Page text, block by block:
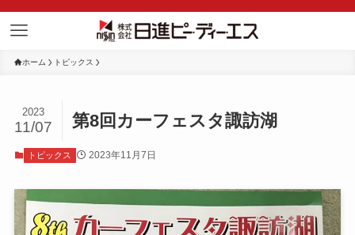
ホーム トピックス
第8回カーフェスタ諏訪湖
2023
11/07
トピックス 2023年11月7日